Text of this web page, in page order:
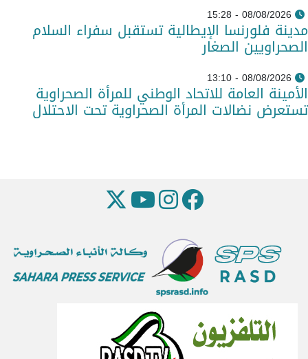
08/08/2026 - 15:28
مدينة فلورنسا الإيطالية تستقبل سفراء السلام
الصحراويين الصغار
08/08/2026 - 13:10
الأمينة العامة للاتحاد الوطني للمرأة الصحراوية
تستعرض نضالات المرأة الصحراوية تحت الاحتلال